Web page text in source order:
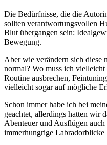
Die Bedürfnisse, die die
sollten verantwortungsvollen
Blut übergangen sein:
Bewegung.
Aber wie verändern sich diese
normal? Wo muss ich vielleicht
Routine ausbrechen,
vielleicht sogar auf mögliche
Schon immer habe ich bei
geachtet, allerdings hatten wir
Abenteuer und Ausflügen
immerhungrige